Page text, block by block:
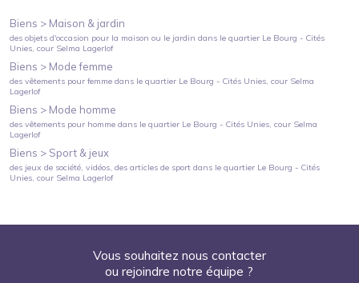
Biens > Maison & jardin
des objets d'occasion pour la maison ou le jardin dans le quartier Le Bourg - Cités
Unies, cour Selma Lagerlof
Biens > Mode femme
des vêtements pour femme dans le quartier Le Bourg - Cités Unies, cour Selma
Lagerlof
Biens > Mode homme
des vêtements pour homme dans le quartier Le Bourg - Cités Unies, cour Selma
Lagerlof
Biens > Sport & jeux
des jeux de société, vidéos, des articles de sport dans le quartier Le Bourg - Cités
Unies, cour Selma Lagerlof
Vous souhaitez nous contacter
ou rejoindre notre équipe ?